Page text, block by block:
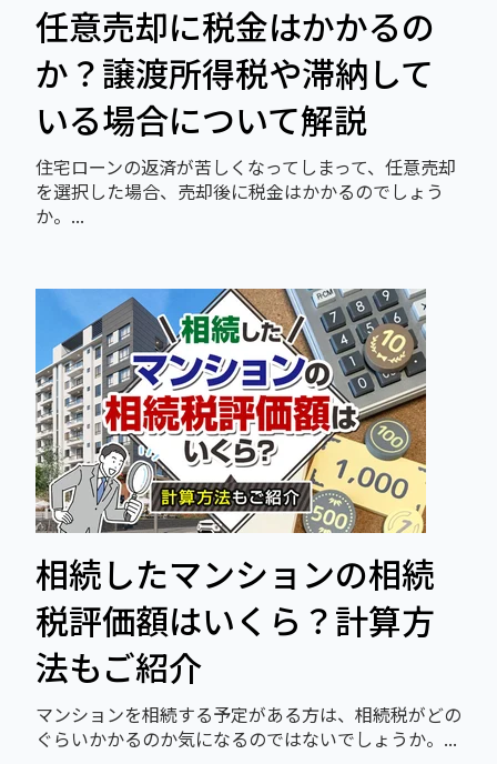
任意売却に税金はかかるの
か？譲渡所得税や滞納して
いる場合について解説
住宅ローンの返済が苦しくなってしまって、任意売却
を選択した場合、売却後に税金はかかるのでしょう
か。...
相続したマンションの相続
税評価額はいくら？計算方
法もご紹介
マンションを相続する予定がある方は、相続税がどの
ぐらいかかるのか気になるのではないでしょうか。...